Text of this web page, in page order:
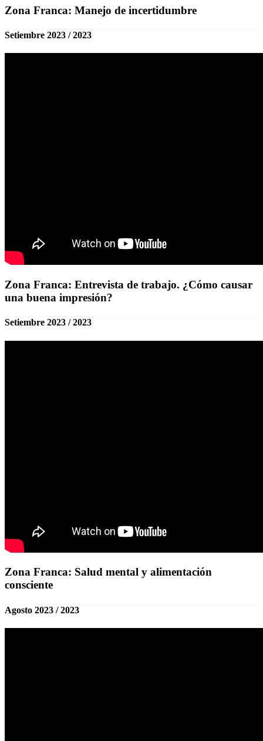
Zona Franca: Manejo de incertidumbre
Setiembre 2023 / 2023
Zona Franca: Entrevista de trabajo. ¿Cómo causar
una buena impresión?
Setiembre 2023 / 2023
Zona Franca: Salud mental y alimentación
consciente
Agosto 2023 / 2023